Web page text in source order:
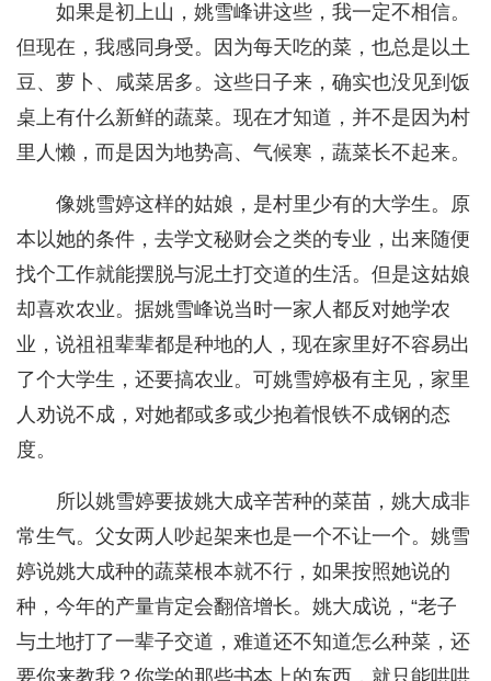
如果是初上山，姚雪峰讲这些，我一定不相信。
但现在，我感同身受。因为每天吃的菜，也总是以土
豆、萝卜、咸菜居多。这些日子来，确实也没见到饭
桌上有什么新鲜的蔬菜。现在才知道，并不是因为村
里人懒，而是因为地势高、气候寒，蔬菜长不起来。
像姚雪婷这样的姑娘，是村里少有的大学生。原
本以她的条件，去学文秘财会之类的专业，出来随便
找个工作就能摆脱与泥土打交道的生活。但是这姑娘
却喜欢农业。据姚雪峰说当时一家人都反对她学农
业，说祖祖辈辈都是种地的人，现在家里好不容易出
了个大学生，还要搞农业。可姚雪婷极有主见，家里
人劝说不成，对她都或多或少抱着恨铁不成钢的态
度。
所以姚雪婷要拔姚大成辛苦种的菜苗，姚大成非
常生气。父女两人吵起架来也是一个不让一个。姚雪
婷说姚大成种的蔬菜根本就不行，如果按照她说的
种，今年的产量肯定会翻倍增长。姚大成说，“老子
与土地打了一辈子交道，难道还不知道怎么种菜，还